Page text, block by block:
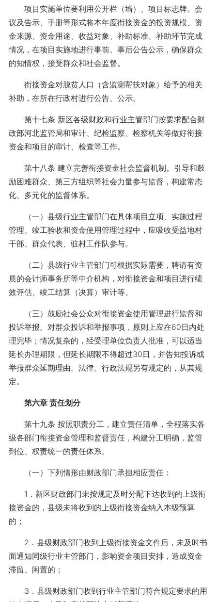
项目实施单位要利用公开栏（墙）、项目标志牌、会
议及告示、手册等形式将本年度衔接资金的投资规模、资
金来源、资金用途、收益对象、补助标准、补助环节完成
情况，在项目实施地进行事前、事后公告公示，确保群众
的知情权，接受群众和社会监督。
衔接资金对脱贫人口（含监测帮扶对象）给予的相关
补助，在所在行政村进行公告、公示。
第十七条 新区各级财政和行业主管部门按要求配合财
政部河北监管局和审计、纪检监察、检察机关等做好衔接
资金和项目的审计、检查等工作。
第十八条 建立完善衔接资金社会监督机制。引导和鼓
励困难群众、第三方组织等社会力量参与监督，构建常态
化、多元化的监督体系。
（一）县级行业主管部门在具体项目立项、实施过程
管理、竣工验收和资金使用管理过程中，应吸收受益地村
干部、群众代表、驻村工作队参与。
（二）县级行业主管部门可根据实际需要，聘请有资
质的会计师事务所等中介机构，对衔接资金和项目进行绩
效评估、竣工结算（决算）审计等。
（三）鼓励社会公众对衔接资金使用管理进行监督和
投诉举报。对群众投诉和举报事项，原则上应在60日内处
理完毕；情况复杂的，经受理单位负责人批准，可以适当
延长办理期限，但延长期限不得超过30日，并告知投诉或
举报群众延期理由。法律、行政法规另有规定的，从其规
定。
第六章 责任划分
第十九条 按照职责分工，建立责任清单，全程落实各
级各部门衔接资金管理和监督责任，构建分工明确，监管
到位、权责统一的责任体系。
（一）下列情形由财政部门承担相应责任：
1．新区财政部门未按规定及时分配下达收到的上级衔
接资金的，县级未将收到的上级衔接资金纳入本级预算
的；
2．县级财政部门收到上级衔接资金文件后，未及时书
面通知同级行业主管部门，影响资金项目安排，造成资金
滞留、闲置的；
3．县级财政部门收到行业主管部门符合规定要求的用